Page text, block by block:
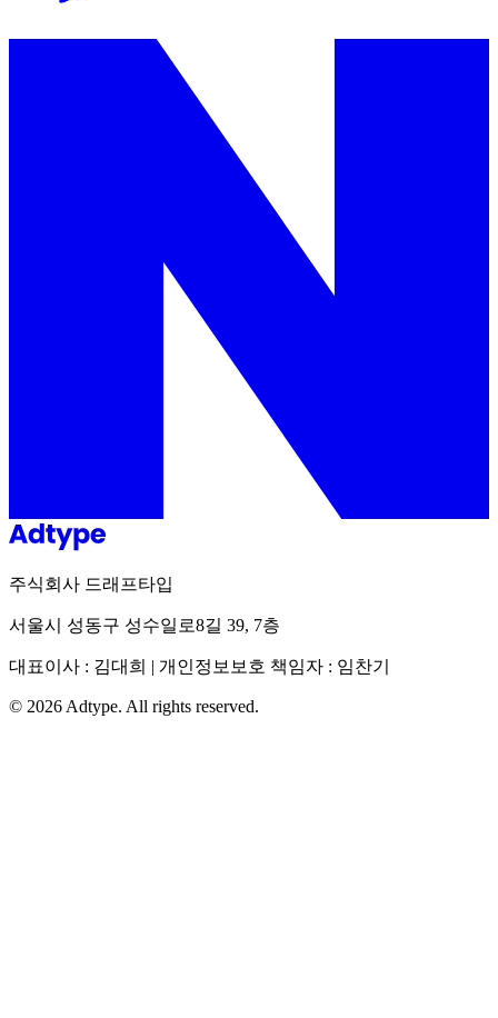
주식회사 드래프타입
서울시 성동구 성수일로8길 39, 7층
대표이사 : 김대희 | 개인정보보호 책임자 : 임찬기
© 2026 Adtype. All rights reserved.